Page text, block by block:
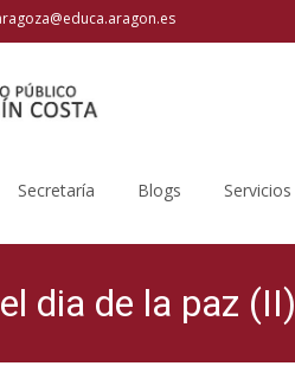
Secretaría Blogs Servicios
dia de la paz (II)